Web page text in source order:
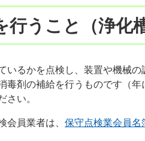
行うこと（浄化
いるかを点検し、装置や機械の
毒剤の補給を行うものです（
さい。
会員業者は、 保守点検業会員名